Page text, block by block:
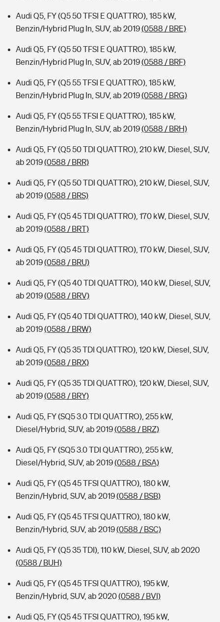
Audi Q5, FY (Q5 50 TFSI E QUATTRO), 185 kW,
Benzin/Hybrid Plug In, SUV, ab 2019(0588 / BRE)
Audi Q5, FY (Q5 50 TFSI E QUATTRO), 185 kW,
Benzin/Hybrid Plug In, SUV, ab 2019(0588 / BRF)
Audi Q5, FY (Q5 55 TFSI E QUATTRO), 185 kW,
Benzin/Hybrid Plug In, SUV, ab 2019(0588 / BRG)
Audi Q5, FY (Q5 55 TFSI E QUATTRO), 185 kW,
Benzin/Hybrid Plug In, SUV, ab 2019(0588 / BRH)
Audi Q5, FY (Q5 50 TDI QUATTRO), 210 kW, Diesel, SUV,
ab 2019(0588 / BRR)
Audi Q5, FY (Q5 50 TDI QUATTRO), 210 kW, Diesel, SUV,
ab 2019(0588 / BRS)
Audi Q5, FY (Q5 45 TDI QUATTRO), 170 kW, Diesel, SUV,
ab 2019(0588 / BRT)
Audi Q5, FY (Q5 45 TDI QUATTRO), 170 kW, Diesel, SUV,
ab 2019(0588 / BRU)
Audi Q5, FY (Q5 40 TDI QUATTRO), 140 kW, Diesel, SUV,
ab 2019(0588 / BRV)
Audi Q5, FY (Q5 40 TDI QUATTRO), 140 kW, Diesel, SUV,
ab 2019(0588 / BRW)
Audi Q5, FY (Q5 35 TDI QUATTRO), 120 kW, Diesel, SUV,
ab 2019(0588 / BRX)
Audi Q5, FY (Q5 35 TDI QUATTRO), 120 kW, Diesel, SUV,
ab 2019(0588 / BRY)
Audi Q5, FY (SQ5 3.0 TDI QUATTRO), 255 kW,
Diesel/Hybrid, SUV, ab 2019(0588 / BRZ)
Audi Q5, FY (SQ5 3.0 TDI QUATTRO), 255 kW,
Diesel/Hybrid, SUV, ab 2019(0588 / BSA)
Audi Q5, FY (Q5 45 TFSI QUATTRO), 180 kW,
Benzin/Hybrid, SUV, ab 2019(0588 / BSB)
Audi Q5, FY (Q5 45 TFSI QUATTRO), 180 kW,
Benzin/Hybrid, SUV, ab 2019(0588 / BSC)
Audi Q5, FY (Q5 35 TDI), 110 kW, Diesel, SUV, ab 2020
(0588 / BUH)
Audi Q5, FY (Q5 45 TFSI QUATTRO), 195 kW,
Benzin/Hybrid, SUV, ab 2020(0588 / BVI)
Audi Q5, FY (Q5 45 TFSI QUATTRO), 195 kW,